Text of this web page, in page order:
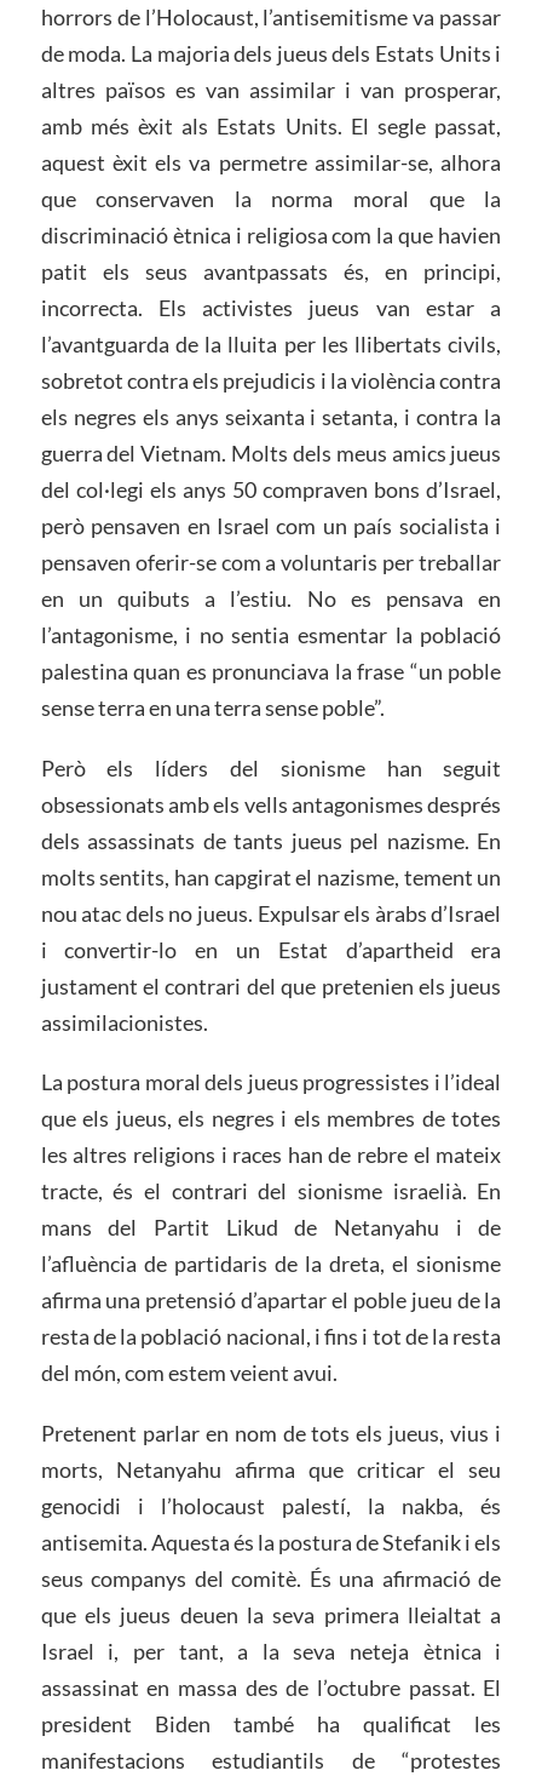
horrors de l’Holocaust, l’antisemitisme va passar
de moda. La majoria dels jueus dels Estats Units i
altres països es van assimilar i van prosperar,
amb més èxit als Estats Units. El segle passat,
aquest èxit els va permetre assimilar-se, alhora
que conservaven la norma moral que la
discriminació ètnica i religiosa com la que havien
patit els seus avantpassats és, en principi,
incorrecta. Els activistes jueus van estar a
l’avantguarda de la lluita per les llibertats civils,
sobretot contra els prejudicis i la violència contra
els negres els anys seixanta i setanta, i contra la
guerra del Vietnam. Molts dels meus amics jueus
del col·legi els anys 50 compraven bons d’Israel,
però pensaven en Israel com un país socialista i
pensaven oferir-se com a voluntaris per treballar
en un quibuts a l’estiu. No es pensava en
l’antagonisme, i no sentia esmentar la població
palestina quan es pronunciava la frase “un poble
sense terra en una terra sense poble”.
Però els líders del sionisme han seguit
obsessionats amb els vells antagonismes després
dels assassinats de tants jueus pel nazisme. En
molts sentits, han capgirat el nazisme, tement un
nou atac dels no jueus. Expulsar els àrabs d’Israel
i convertir-lo en un Estat d’apartheid era
justament el contrari del que pretenien els jueus
assimilacionistes.
La postura moral dels jueus progressistes i l’ideal
que els jueus, els negres i els membres de totes
les altres religions i races han de rebre el mateix
tracte, és el contrari del sionisme israelià. En
mans del Partit Likud de Netanyahu i de
l’afluència de partidaris de la dreta, el sionisme
afirma una pretensió d’apartar el poble jueu de la
resta de la població nacional, i fins i tot de la resta
del món, com estem veient avui.
Pretenent parlar en nom de tots els jueus, vius i
morts, Netanyahu afirma que criticar el seu
genocidi i l’holocaust palestí, la nakba, és
antisemita. Aquesta és la postura de Stefanik i els
seus companys del comitè. És una afirmació de
que els jueus deuen la seva primera lleialtat a
Israel i, per tant, a la seva neteja ètnica i
assassinat en massa des de l’octubre passat. El
president Biden també ha qualificat les
manifestacions estudiantils de “protestes